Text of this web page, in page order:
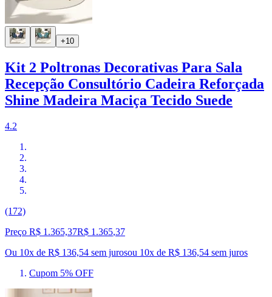
+10
Kit 2 Poltronas Decorativas Para Sala
Recepção Consultório Cadeira Reforçada
Shine Madeira Maciça Tecido Suede
4.2
(172)
Preço R$ 1.365,37R$ 1.365,37
Ou 10x de R$ 136,54 sem jurosou 10x de R$ 136,54 sem juros
Cupom 5% OFF